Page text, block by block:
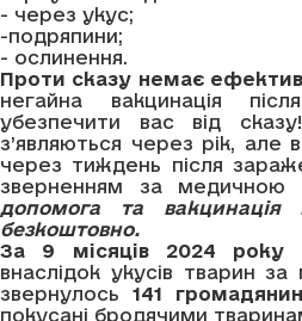
- через укус;
-подряпини;
- ослинення.
Проти сказу немає
негайна вакцинація
убезпечити вас від
з’являються через рік, але
через тиждень після
зверненням за медичною
допомога та вакцинація
безкоштовно.
За 9 місяців 2024 року
внаслідок укусів тварин
звернулось 141 громадянин
покусані бродячими